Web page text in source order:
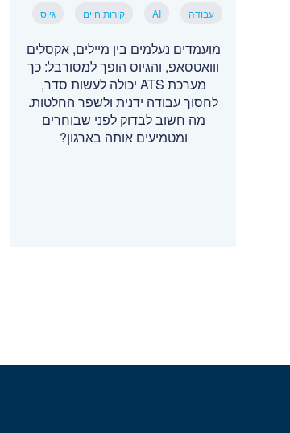
עבודה AI קורות חיים גיוס
מועמדים נעלמים בין מיילים, אקסלים
ווואטסאפ, והגיוס הופך למסורבל: כך
מערכת ATS יכולה לעשות סדר,
לחסוך עבודה ידנית ולשפר החלטות.
מה חשוב לבדוק לפני שבוחרים
ומטמיעים אותה בארגון?